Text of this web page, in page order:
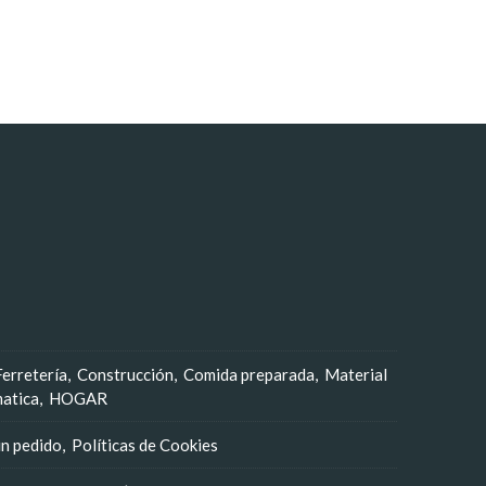
Construcción Comida preparada
Material
HOGAR
pedido Políticas de Cookies